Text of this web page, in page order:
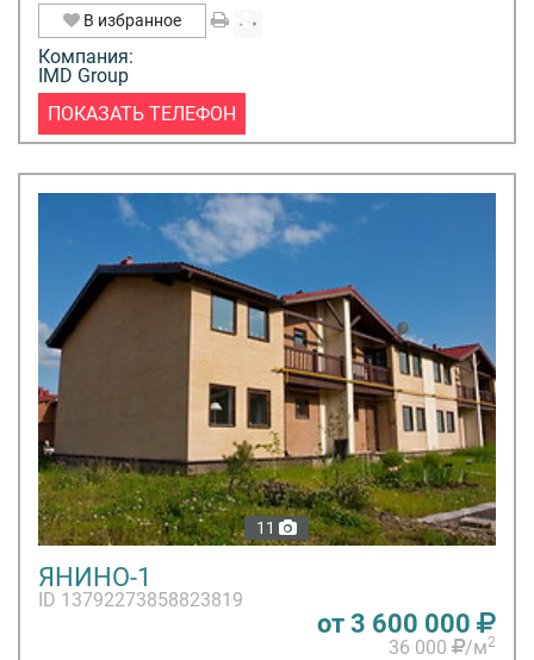
В избранное
Компания:
IMD Group
ПОКАЗАТЬ ТЕЛЕФОН
11
ЯНИНО-1
ID 13792273858823819
от 3 600 000
36 000 /м2